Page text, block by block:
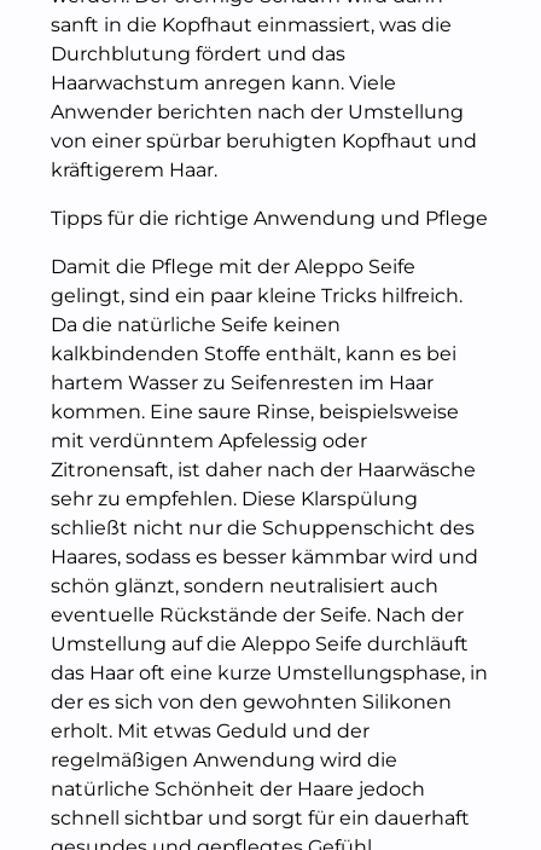
sanft in die Kopfhaut einmassiert, was die
Durchblutung fördert und das
Haarwachstum anregen kann. Viele
Anwender berichten nach der Umstellung
von einer spürbar beruhigten Kopfhaut und
kräftigerem Haar.
Tipps für die richtige Anwendung und Pflege
Damit die Pflege mit der Aleppo Seife
gelingt, sind ein paar kleine Tricks hilfreich.
Da die natürliche Seife keinen
kalkbindenden Stoffe enthält, kann es bei
hartem Wasser zu Seifenresten im Haar
kommen. Eine saure Rinse, beispielsweise
mit verdünntem Apfelessig oder
Zitronensaft, ist daher nach der Haarwäsche
sehr zu empfehlen. Diese Klarspülung
schließt nicht nur die Schuppenschicht des
Haares, sodass es besser kämmbar wird und
schön glänzt, sondern neutralisiert auch
eventuelle Rückstände der Seife. Nach der
Umstellung auf die Aleppo Seife durchläuft
das Haar oft eine kurze Umstellungsphase, in
der es sich von den gewohnten Silikonen
erholt. Mit etwas Geduld und der
regelmäßigen Anwendung wird die
natürliche Schönheit der Haare jedoch
schnell sichtbar und sorgt für ein dauerhaft